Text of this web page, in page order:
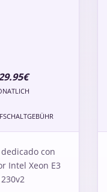
con
Intel Xeon E3